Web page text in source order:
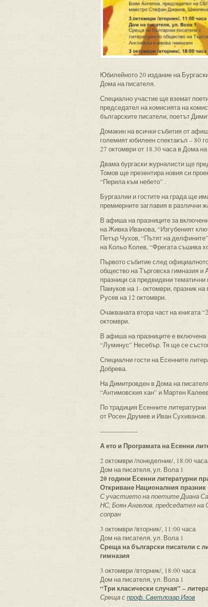
Юбилейното 20 издание на
Дома на писателя.
Специално участие ще вземат
председател на комисията на
българските писатели, поетът
Домакин на всички събития от
големият юбилеен спектакъл – 80
27 октомври от 18.30 часа в Дома
Двама бургаски журналисти ще
Томов ще презентира новия си
“Перила към небето” .
Бургазлии и гостите на града ще
премиерните заглавия в различни
В афиша на празниците за
на Живка Иванова, “Изгубеният
Петър Чухов, “Пътят на
на Кольо Колев, “Фрегата съшива
Първото събитие след
общество на Търговска гимназия и
празници са предвидени
Памуков на 1- октомври, празник
Русев на 12 октомври.
Очакваната втора част на книгата
октомври.
В афиша на празниците е включена
“Луминус” Несебър. Тя ще се
Специални гости на Есенните
Добрева.
На Димитровден в Дома на
“Антимовския хан” и Мартен
По традиция Есенните
от Росен Друмев и Иван Сухиванов.
-------------------
А ето и Програмата на Есенни
2 октомври /понеделник/, 18:00 часа
Дом на писателя, ул. Вола 1
20 години Есенни литературни
Откриване Националния празник
С участието на поетите Диана
НС, Боян Ангелов, председател
сопран
3 октомври /вторник/, 11:00 часа
Дом на писателя, ул. Вола 1
Среща на български писатели с
гимназия
3 октомври /вторник/, 18:00 часа
Дом на писателя, ул. Вола 1
“Три класически случая” –
Среща спроф. Светлозар Игов